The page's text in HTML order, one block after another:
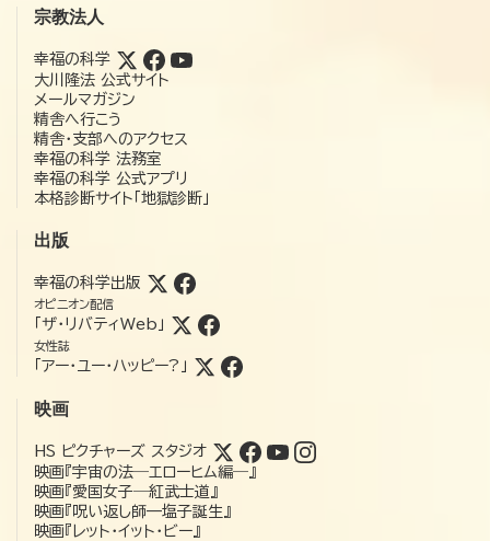
宗教法人
幸福の科学
大川隆法 公式サイト
メールマガジン
精舎へ行こう
精舎・支部へのアクセス
幸福の科学 法務室
幸福の科学 公式アプリ
本格診断サイト「地獄診断」
出版
幸福の科学出版
オピニオン配信
「ザ・リバティWeb」
女性誌
「アー・ユー・ハッピー?」
映画
HS ピクチャーズ スタジオ
映画『宇宙の法―エローヒム編―』
映画『愛国女子―紅武士道』
映画『呪い返し師—塩子誕生』
映画『レット・イット・ビー』